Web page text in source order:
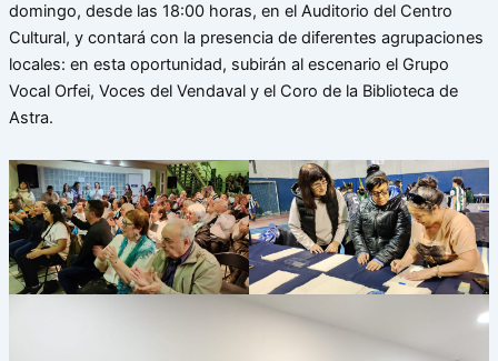
domingo, desde las 18:00 horas, en el Auditorio del Centro
Cultural, y contará con la presencia de diferentes agrupaciones
locales: en esta oportunidad, subirán al escenario el Grupo
Vocal Orfei, Voces del Vendaval y el Coro de la Biblioteca de
Astra.